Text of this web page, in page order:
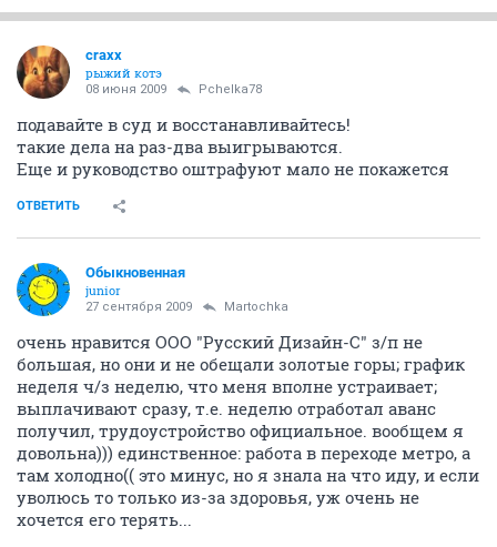
craxx
рыжий котэ
08 июня 2009 Pchelka78
подавайте в суд и восстанавливайтесь!
такие дела на раз-два выигрываются.
Еще и руководство оштрафуют мало не покажется
ОТВЕТИТЬ
Обыкновенная
junior
27 сентября 2009 Martochka
очень нравится ООО "Русский Дизайн-С" з/п не
большая, но они и не обещали золотые горы; график
неделя ч/з неделю, что меня вполне устраивает;
выплачивают сразу, т.е. неделю отработал аванс
получил, трудоустройство официальное. вообщем я
довольна))) единственное: работа в переходе метро, а
там холодно(( это минус, но я знала на что иду, и если
уволюсь то только из-за здоровья, уж очень не
хочется его терять...